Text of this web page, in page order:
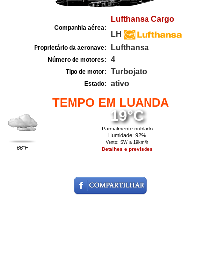
Companhia aérea:
Lufthansa Cargo
LH
Proprietário da aeronave: Lufthansa
Número de motores: 4
Tipo de motor: Turbojato
Estado: ativo
TEMPO EM LUANDA
66°F
19°C
Parcialmente nublado
Humidade: 92%
Vento: SW a 19km/h
Detalhes e previsões